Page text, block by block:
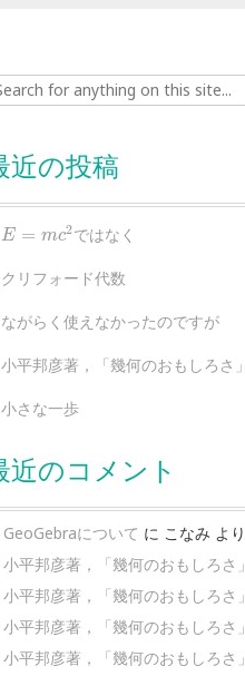
for:
近の投稿
E = mc2
E= ではなく
クリフォード代数
ながらく使えなかったのですが
小平邦彦著，「幾何のおもしろさ」
小さな一歩
近のコメント
GeoGebraについて に こなみ より
小平邦彦著，「幾何のおもしろさ」
小平邦彦著，「幾何のおもしろさ」
小平邦彦著，「幾何のおもしろさ」
小平邦彦著，「幾何のおもしろさ」